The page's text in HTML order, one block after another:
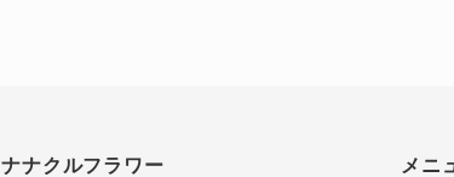
ナナクルフラワー メニ